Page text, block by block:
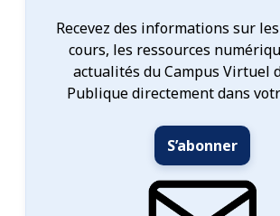
Recevez des informations sur
cours, les ressources
actualités du Campus Virtuel
Publique directement dans
S’abonner